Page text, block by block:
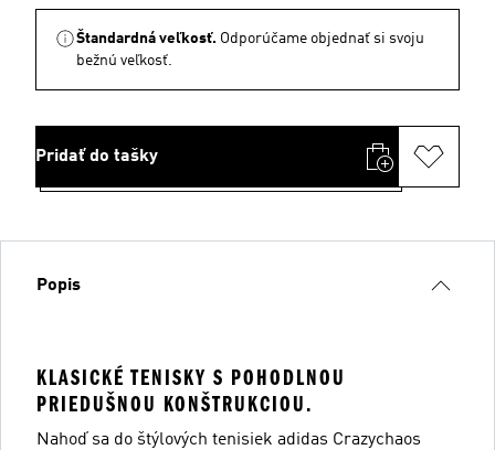
Štandardná veľkosť. Odporúčame objednať si svoju
bežnú veľkosť.
Pridať do tašky
Popis
KLASICKÉ TENISKY S POHODLNOU
PRIEDUŠNOU KONŠTRUKCIOU.
Nahoď sa do štýlových tenisiek adidas Crazychaos